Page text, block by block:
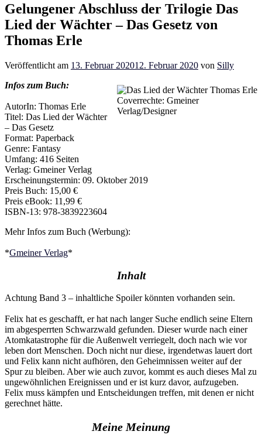
Gelungener Abschluss der Trilogie Das
Lied der Wächter – Das Gesetz von
Thomas Erle
Veröffentlicht am 13. Februar 202012. Februar 2020 von Silly
Coverrechte: Gmeiner
Verlag/Designer
Infos zum Buch:
AutorIn: Thomas Erle
Titel: Das Lied der Wächter
– Das Gesetz
Format: Paperback
Genre: Fantasy
Umfang: 416 Seiten
Verlag: Gmeiner Verlag
Erscheinungstermin: 09. Oktober 2019
Preis Buch: 15,00 €
Preis eBook: 11,99 €
ISBN-13: 978-3839223604
Mehr Infos zum Buch (Werbung):
*Gmeiner Verlag*
Inhalt
Achtung Band 3 – inhaltliche Spoiler könnten vorhanden sein.
Felix hat es geschafft, er hat nach langer Suche endlich seine Eltern
im abgesperrten Schwarzwald gefunden. Dieser wurde nach einer
Atomkatastrophe für die Außenwelt verriegelt, doch nach wie vor
leben dort Menschen. Doch nicht nur diese, irgendetwas lauert dort
und Felix kann nicht aufhören, den Geheimnissen weiter auf der
Spur zu bleiben. Aber wie auch zuvor, kommt es auch dieses Mal zu
ungewöhnlichen Ereignissen und er ist kurz davor, aufzugeben.
Felix muss kämpfen und Entscheidungen treffen, mit denen er nicht
gerechnet hätte.
Meine Meinung